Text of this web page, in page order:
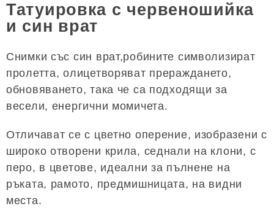
Татуировка с червеношийка
и син врат
Снимки със син врат,робините символизират
пролетта, олицетворяват прераждането,
обновяването, така че са подходящи за
весели, енергични момичета.
Отличават се с цветно оперение, изобразени с
широко отворени крила, седнали на клони, с
перо, в цветове, идеални за пълнене на
ръката, рамото, предмишницата, на видни
места.